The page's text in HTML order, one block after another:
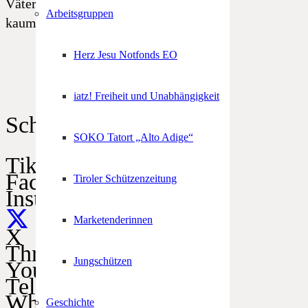
Arbeitsgruppen
Herz Jesu Notfonds EO
iatz! Freiheit und Unabhängigkeit
SOKO Tatort „Alto Adige“
Tiroler Schützenzeitung
Marketenderinnen
Jungschützen
Geschichte
Väterglaube am Herzen liegen, wie
kaum einem anderen!
Schützen im Netz
TikTok
Facebook
Instagram
X
Threads
YouTube
Telegram
WhatsApp